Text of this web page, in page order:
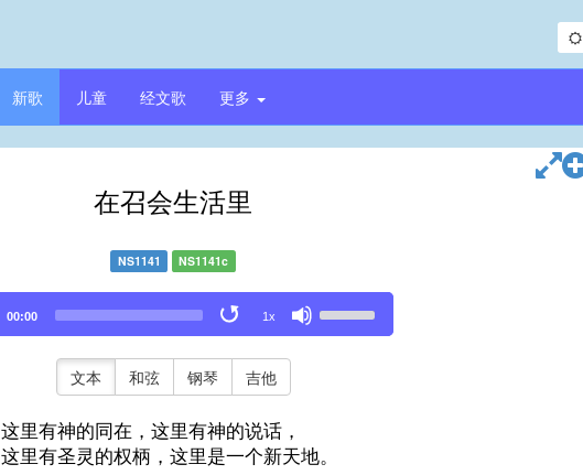
新歌 儿童 经文歌 更多
在召会生活里
NS1141 NS1141c
00:00 1x
Up/Down
decrease
文本 和弦 钢琴 吉他
这里有神的同在，这里有神的说话，
这里有圣灵的权柄，这里是一个新天地。